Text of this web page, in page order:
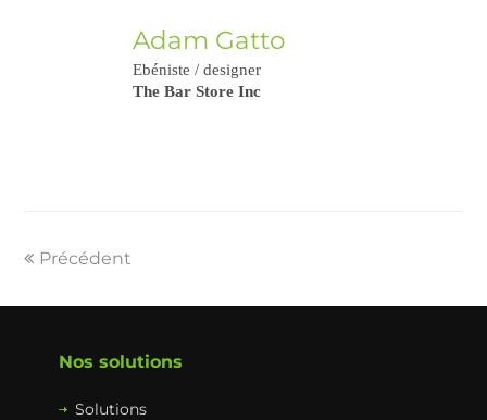
Adam Gatto
Ebéniste / designer
The Bar Store Inc
Précédent
Nos solutions
Solutions